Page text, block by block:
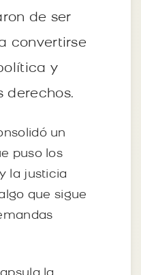
de ser
convertirse
y
derechos.
un
puso los
la justicia
que sigue